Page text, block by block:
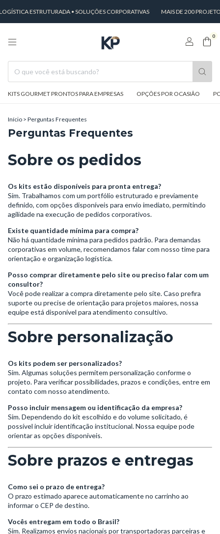
ESTRUTURADA • SOLUÇÕES CORPORATIVAS MAIS DE 200
0
KITS GOURMET PRONTOS PARA EMPRESAS OPÇÕES POR OCASIÃO
Início > Perguntas Frequentes
Perguntas Frequentes
Sobre os pedidos
Os kits estão disponíveis para pronta entrega?
Sim. Trabalhamos com um portfólio estruturado e previamente
definido, com opções disponíveis para envio imediato, permitindo
agilidade na execução de pedidos corporativos.
Existe quantidade mínima para compra?
Não há quantidade mínima para pedidos padrão. Para demandas
corporativas em volume, recomendamos falar com nosso time para
orientação e organização logística.
Posso comprar diretamente pelo site ou preciso falar com um
consultor?
Você pode realizar a compra diretamente pelo site. Caso prefira
suporte ou precise de orientação para projetos maiores, nossa
equipe está disponível para atendimento consultivo.
Sobre personalização
Os kits podem ser personalizados?
Sim. Algumas soluções permitem personalização conforme o
projeto. Para verificar possibilidades, prazos e condições, entre em
contato com nosso atendimento.
Posso incluir mensagem ou identificação da empresa?
Sim. Dependendo do kit escolhido e do volume solicitado, é
possível incluir identificação institucional. Nossa equipe pode
orientar as opções disponíveis.
Sobre prazos e entregas
Como sei o prazo de entrega?
O prazo estimado aparece automaticamente no carrinho ao
informar o CEP de destino.
Vocês entregam em todo o Brasil?
Sim. Realizamos envios nacionais por transportadoras parceiras e